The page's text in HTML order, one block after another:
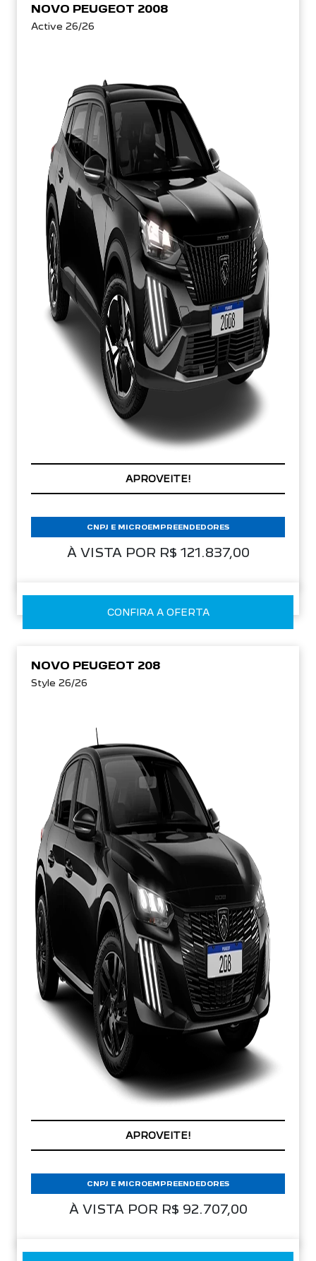
NOVO PEUGEOT 2008
Active 26/26
PREÇOS REDUZIDOS
À VISTA POR R$ 121.837,00
CNPJ E MICROEMPREENDEDORES
CONFIRA A OFERTA
NOVO PEUGEOT 208
Style 26/26
PREÇOS REDUZIDOS
À VISTA POR R$ 92.707,00
CNPJ E MICROEMPREENDEDORES